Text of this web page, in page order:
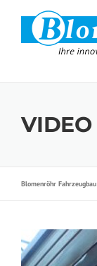
Skip to content
VIDEO
Blomenröhr Fahrzeugbau